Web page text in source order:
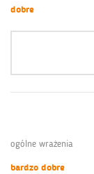
dobre
ogólne wrażenia
bardzo dobre